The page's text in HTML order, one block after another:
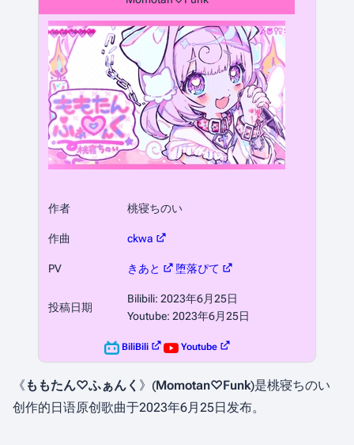
作者 桃寝ちのい
作曲 ckwa
PV きあと 堕落ぴて
投稿日期
Bilibili: 2023年6月25日
Youtube: 2023年6月25日
BiliBili Youtube
《 ももたん♡ふぁんく 》(Momotan♡Funk)是桃寝ちのい
创作的日语原创歌曲于2023年6月25日发布。